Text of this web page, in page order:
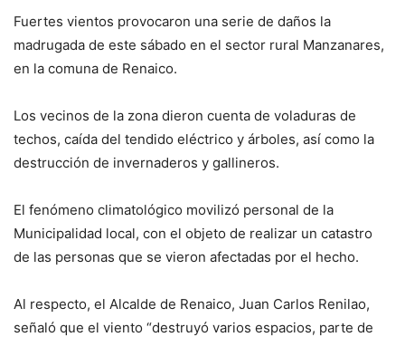
Fuertes vientos provocaron una serie de daños la
madrugada de este sábado en el sector rural Manzanares,
en la comuna de Renaico.
Los vecinos de la zona dieron cuenta de voladuras de
techos, caída del tendido eléctrico y árboles, así como la
destrucción de invernaderos y gallineros.
El fenómeno climatológico movilizó personal de la
Municipalidad local, con el objeto de realizar un catastro
de las personas que se vieron afectadas por el hecho.
Al respecto, el Alcalde de Renaico, Juan Carlos Renilao,
señaló que el viento “destruyó varios espacios, parte de